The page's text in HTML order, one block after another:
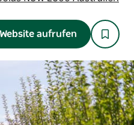
Website aufrufen